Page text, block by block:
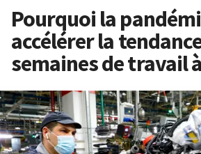
Pourquoi la
accélérer la
semaines de travail